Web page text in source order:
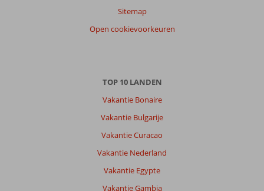
Sitemap
Open cookievoorkeuren
TOP 10 LANDEN
Vakantie Bonaire
Vakantie Bulgarije
Vakantie Curacao
Vakantie Nederland
Vakantie Egypte
Vakantie Gambia